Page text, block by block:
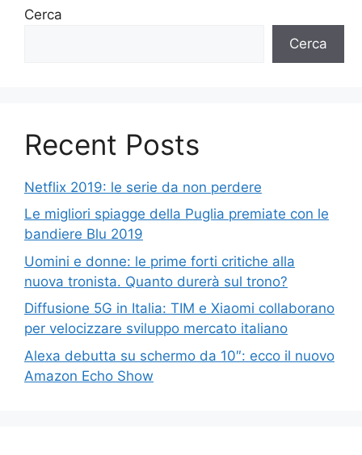
Cerca
Cerca
Recent Posts
Netflix 2019: le serie da non perdere
Le migliori spiagge della Puglia premiate con le
bandiere Blu 2019
Uomini e donne: le prime forti critiche alla
nuova tronista. Quanto durerà sul trono?
Diffusione 5G in Italia: TIM e Xiaomi collaborano
per velocizzare sviluppo mercato italiano
Alexa debutta su schermo da 10″: ecco il nuovo
Amazon Echo Show